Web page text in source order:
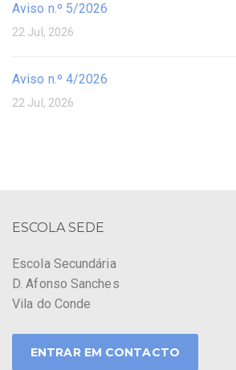
Aviso n.º 5/2026
22 Jul, 2026
Aviso n.º 4/2026
22 Jul, 2026
ESCOLA SEDE
Escola Secundária
D. Afonso Sanches
Vila do Conde
ENTRAR EM CONTACTO